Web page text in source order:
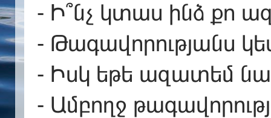
- Ի՞նչ կտաս ինձ քո
- Թագավորությանս
- Իսկ եթե ազատեմ
- Ամբողջ